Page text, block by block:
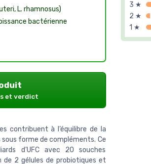
3 ★
2 ★
1 ★
L. rhamnosus)
bactérienne
et verdict
contribuent à l’équilibre de la
forme de compléments. Ce
d’UFC avec 20 souches
de 2 gélules de probiotiques et